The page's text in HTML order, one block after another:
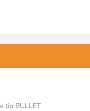
tip BULLET